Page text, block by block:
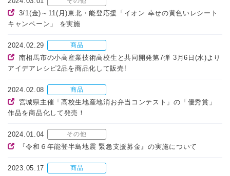
3/1(金)～11(月)東北・能登応援「イオン 幸せの黄色いレシート
キャンペーン」 を実施
2024.02.29 商品
南相馬市の小高産業技術高校生と共同開発第7弾 3月6日(水)より
アイデアレシピ2品を商品化して販売!
2024.02.08 商品
宮城県主催「高校生地産地消お弁当コンテスト」の「優秀賞」
作品を商品化して発売！
2024.01.04 その他
『令和６年能登半島地震 緊急支援募金』の実施について
2023.05.17 商品